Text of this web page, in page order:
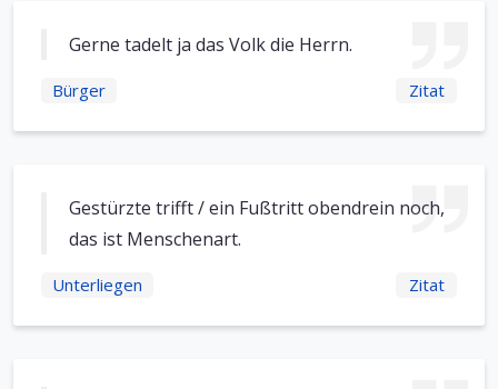
Gerne tadelt ja das Volk die Herrn.
Bürger Zitat
Gestürzte trifft / ein Fußtritt obendrein noch,
das ist Menschenart.
Unterliegen Zitat